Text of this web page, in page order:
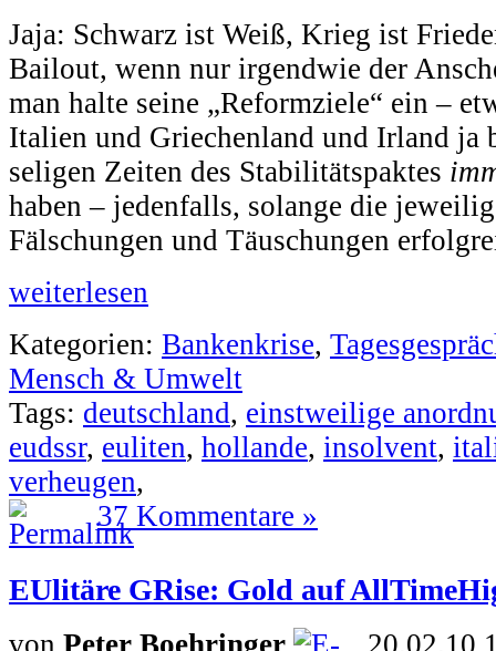
Jaja: Schwarz ist Weiß, Krieg ist
Bailout, wenn nur irgendwie der
man halte seine „Reformziele“ ein –
Italien und Griechenland und Irland ja
seligen Zeiten des Stabilitätspaktes
haben – jedenfalls, solange die
Fälschungen und Täuschungen
weiterlesen
Kategorien: Bankenkrise,
Mensch & Umwelt
Tags: deutschland, einstweilige
eudssr, euliten, hollande, insolvent,
verheugen,
37 Kommentare »
EUlitäre GRise: Gold auf